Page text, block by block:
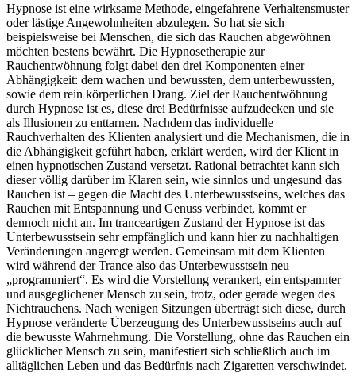
Hypnose ist eine wirksame Methode, eingefahrene Verhaltensmuster
oder lästige Angewohnheiten abzulegen. So hat sie sich
beispielsweise bei Menschen, die sich das Rauchen abgewöhnen
möchten bestens bewährt. Die Hypnosetherapie zur
Rauchentwöhnung folgt dabei den drei Komponenten einer
Abhängigkeit: dem wachen und bewussten, dem unterbewussten,
sowie dem rein körperlichen Drang. Ziel der Rauchentwöhnung
durch Hypnose ist es, diese drei Bedürfnisse aufzudecken und sie
als Illusionen zu enttarnen. Nachdem das individuelle
Rauchverhalten des Klienten analysiert und die Mechanismen, die in
die Abhängigkeit geführt haben, erklärt werden, wird der Klient in
einen hypnotischen Zustand versetzt. Rational betrachtet kann sich
dieser völlig darüber im Klaren sein, wie sinnlos und ungesund das
Rauchen ist – gegen die Macht des Unterbewusstseins, welches das
Rauchen mit Entspannung und Genuss verbindet, kommt er
dennoch nicht an. Im tranceartigen Zustand der Hypnose ist das
Unterbewusstsein sehr empfänglich und kann hier zu nachhaltigen
Veränderungen angeregt werden. Gemeinsam mit dem Klienten
wird während der Trance also das Unterbewusstsein neu
„programmiert“. Es wird die Vorstellung verankert, ein entspannter
und ausgeglichener Mensch zu sein, trotz, oder gerade wegen des
Nichtrauchens. Nach wenigen Sitzungen überträgt sich diese, durch
Hypnose veränderte Überzeugung des Unterbewusstseins auch auf
die bewusste Wahrnehmung. Die Vorstellung, ohne das Rauchen ein
glücklicher Mensch zu sein, manifestiert sich schließlich auch im
alltäglichen Leben und das Bedürfnis nach Zigaretten verschwindet.